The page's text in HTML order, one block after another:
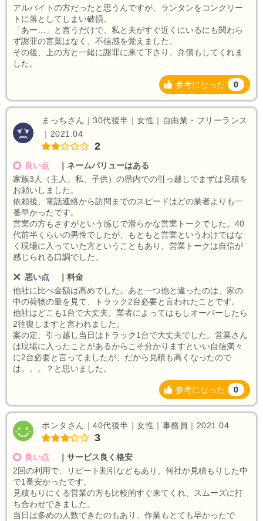
アルバイトの方だったと思うんですが、ランタンをコンクリー
トに落としてしまい破損。
「あー…」と言うだけで、私と夫がすぐ近くにいるにも関わら
ず謝罪の言葉はなく、不信感を覚えました。
その後、上の方と一緒に謝罪に来て下さり、弁償もしてくれま
した。
参考になった 0
まっちさん｜30代後半｜女性｜自由業・フリーランス
｜2021.04
2
良い点
ネームバリューはある
家族3人（主人、私、子供）の県内での引っ越しでまずは見積を
お願いしました。
依頼後、電話連絡から訪問までのスピードはどの業者よりも一
番早かったです。
営業の方もさすがという感じで滑らかな営業トークでした。40
代前半くらいの男性でしたが、もともと営業というわけではな
く現場に入っていた方ということもあり、営業トークは自信が
感じられる口調でした。
悪い点
料金
他社に比べ金額は高めでした。あと一つ他と違ったのは、家の
中の荷物の量を見て、トラック2台必要と言われたことです。
他社はどこも1台で大丈夫。業者によってはもしオーバーしたら
2往復しますと言われました。
案の定、引っ越し当日はトラック1台で大丈夫でした。営業さん
は現場に入ったことがあるからこそ分かりますといい自信満々
に2台必要と言ってましたが、だから見積も高くなったので
は。。。？と思いました。
参考になった 0
ポンタさん｜40代後半｜女性｜事務員｜2021.04
3
良い点
サービス良く格安
2回の利用で、リピート割引などもあり、何社か見積もりした中
で1番安かったです。
見積もりにくる営業の方も比較的すぐ来てくれ、スムーズに打
ち合わせできました。
当日は多めの人数できたのもあり、作業もとても早かったで